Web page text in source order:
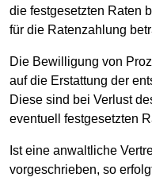
die festgesetzten Raten
für die Ratenzahlung
Die Bewilligung von
auf die Erstattung der
Diese sind bei Verlust
eventuell festgesetzten
Ist eine anwaltliche
vorgeschrieben, so